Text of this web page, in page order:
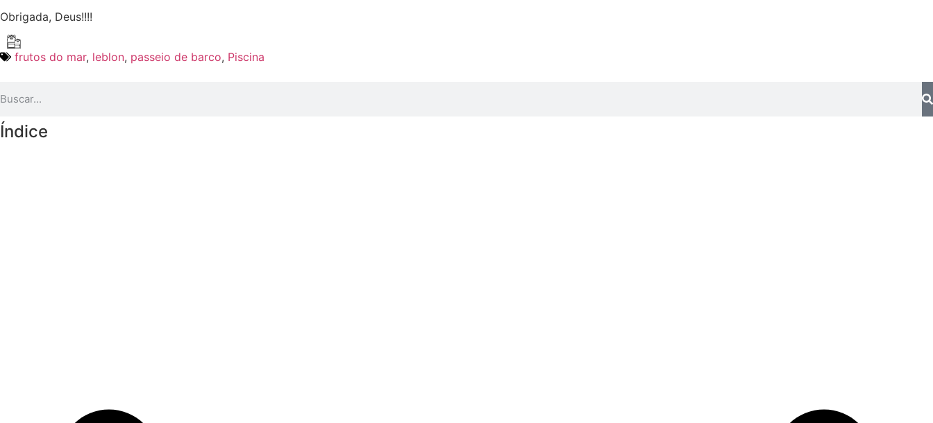
Obrigada, Deus!!!!
frutos do mar, leblon, passeio de barco, Piscina
Índice